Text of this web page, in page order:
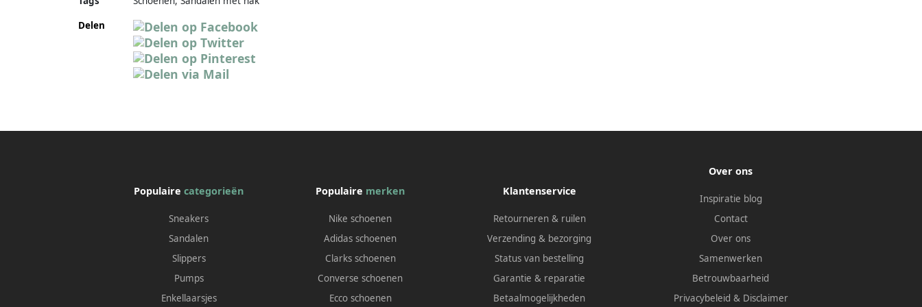
Delen
Populairecategorieën
Sneakers
Sandalen
Slippers
Pumps
Enkellaarsjes
Populaire merken
Nike schoenen
Adidas schoenen
Clarks schoenen
Converse schoenen
Ecco schoenen
Klantenservice
Retourneren & ruilen
Verzending & bezorging
Status van bestelling
Garantie & reparatie
Betaalmogelijkheden
Over ons
Inspiratie blog
Contact
Over ons
Samenwerken
Betrouwbaarheid
Privacybeleid & Disclaimer